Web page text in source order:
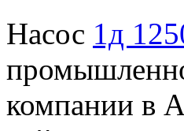
Насос 1д
компании в